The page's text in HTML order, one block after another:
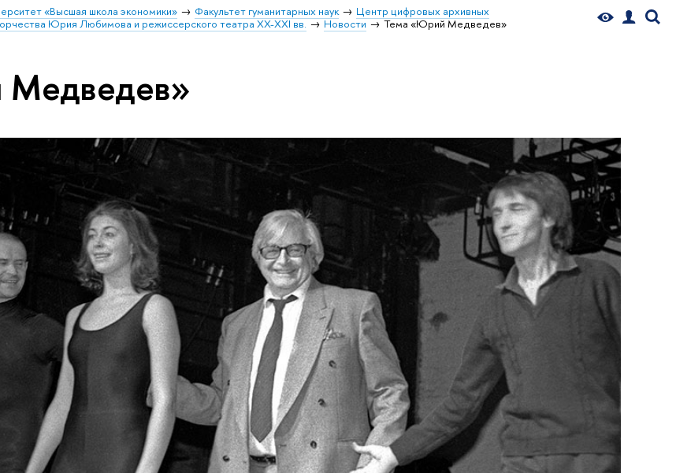
«Высшая школа экономики» Факультет гуманитарных наук
Центр цифровых архивных
Юрия Любимова и режиссерского театра XX-XXI вв. Новости Тема «Юрий Медведев»